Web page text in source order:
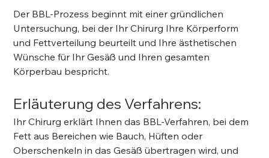
Der BBL-Prozess beginnt mit einer gründlichen
Untersuchung, bei der Ihr Chirurg Ihre Körperform
und Fettverteilung beurteilt und Ihre ästhetischen
Wünsche für Ihr Gesäß und Ihren gesamten
Körperbau bespricht.
Erläuterung des Verfahrens:
Ihr Chirurg erklärt Ihnen das BBL-Verfahren, bei dem
Fett aus Bereichen wie Bauch, Hüften oder
Oberschenkeln in das Gesäß übertragen wird, und